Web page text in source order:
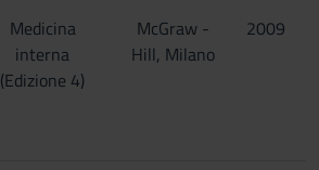
Medicina
interna
(Edizione 4)
McGraw -
Hill, Milano
2009